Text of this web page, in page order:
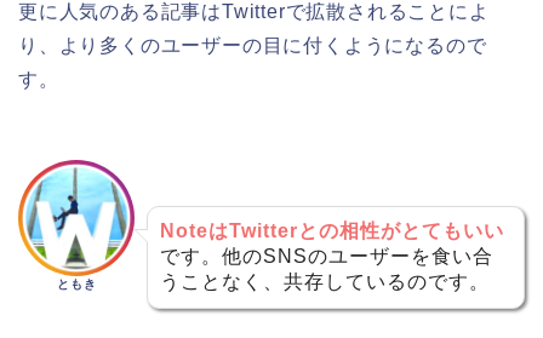
更に人気のある記事はTwitterで拡散されることによ
り、より多くのユーザーの目に付くようになるので
す。
ともき
NoteはTwitterとの相性がとてもいい
です。他のSNSのユーザーを食い合
うことなく、共存しているのです。